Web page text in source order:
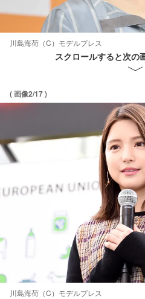
川島海荷（C）モデルプレス
スクロールすると次の
( 画像2/17 )
川島海荷（C）モデルプレス